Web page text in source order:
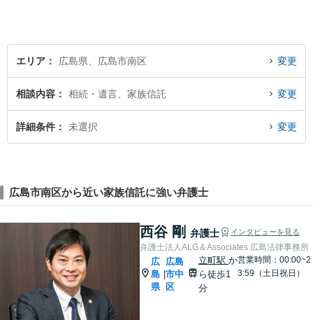
エリア 広島県、広島市南区 変更
相談内容 相続・遺言、家族信託 変更
詳細条件 未選択 変更
広島市南区から近い家族信託に強い弁護士
西谷 剛 弁護士 インタビューを見る
弁護士法人ALG＆Associates 広島法律事務所
広
島
県
|
広島
市中
区
立町駅か
ら徒歩1
分
営業時間：00:00~2
3:59（土日祝日）